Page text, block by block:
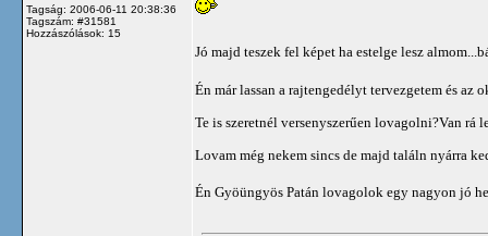
Tagság: 2006-06-11 20:38:36
Tagszám: #31581
Hozzászólások: 15
Jó majd teszek fel képet ha estelge lesz
Én már lassan a rajtengedélyt tervezgetem és az
Te is szeretnél versenyszerűen lovagolni?Van rá
Lovam még nekem sincs de majd találn nyárra
Én Gyöüngyös Patán lovagolok egy nagyon jó